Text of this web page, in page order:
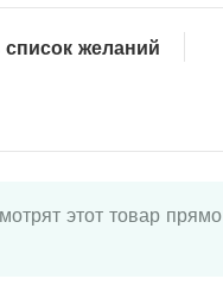
желаний
этот товар прямо